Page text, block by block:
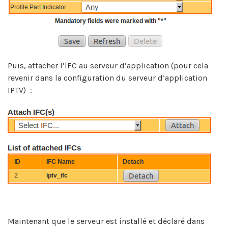
Puis, attacher l’IFC au serveur d’application (pour cela
revenir dans la configuration du serveur d’application
IPTV) :
Maintenant que le serveur est installé et déclaré dans